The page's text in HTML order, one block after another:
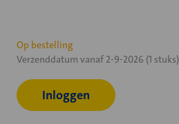
Huidige
voorraad:
Op bestelling
Verzenddatum vanaf 2-9-2026 (1 stuks)
Inloggen